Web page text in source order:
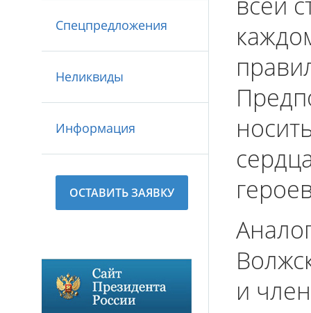
Спецпредложения
Неликвиды
Информация
ОСТАВИТЬ ЗАЯВКУ
и